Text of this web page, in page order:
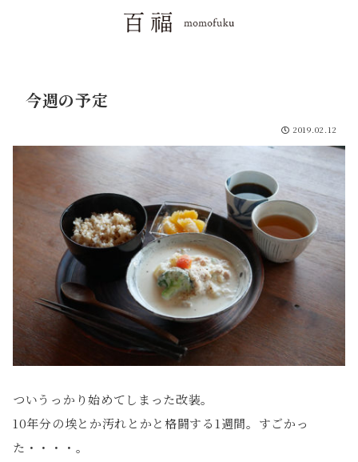
今週の予定
2019.02.12
ついうっかり始めてしまった改装。
10年分の埃とか汚れとかと格闘する1週間。すごかっ
た・・・・。